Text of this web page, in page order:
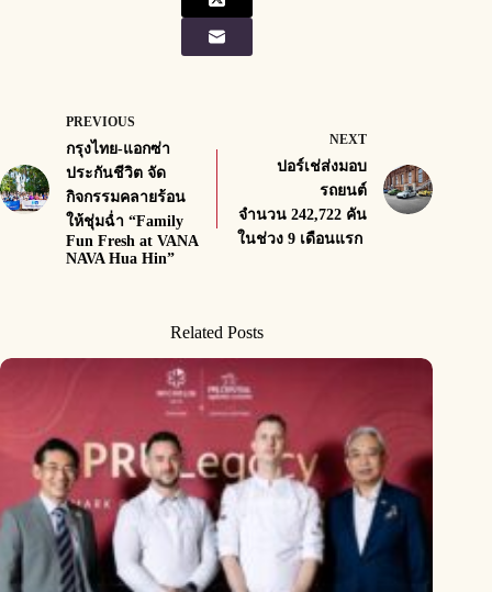
PREVIOUS
กรุงไทย-แอกซ่า
ประกันชีวิต จัด
กิจกรรมคลายร้อน
ให้ชุ่มฉ่ำ “Family
Fun Fresh at VANA
NAVA Hua Hin”
NEXT
ปอร์เช่ส่งมอบ
รถยนต์
จำนวน 242,722 คัน
ในช่วง 9 เดือนแรก
Related Posts